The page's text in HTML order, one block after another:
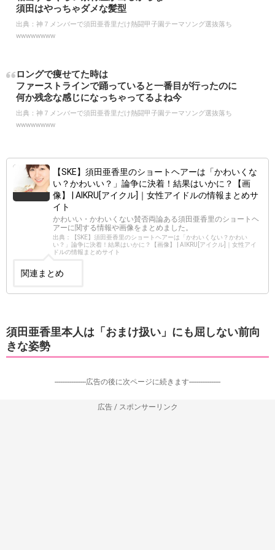
須田はやっちゃダメな髪型
出典： 神７メンバーで須田亜香里だけ熱闘甲子園テーマソング選抜落ち
wwwwwwww
ロングで痩せてた時は
ファーストラインで踊っていると一番目が行ったのに
何か残念な感じになっちゃってるよね今
出典： 神７メンバーで須田亜香里だけ熱闘甲子園テーマソング選抜落ち
wwwwwwww
【SKE】須田亜香里のショートヘアーは「かわいくな
い？かわいい？」論争に決着！結果はいかに？【画
像】 | AIKRU[アイクル]｜女性アイドルの情報まとめサ
イト
かわいい・かわいくない賛否両論ある須田亜香里のショートヘ
アーに関する情報や画像をまとめました。
出典：【SKE】須田亜香里のショートヘアーは「かわいくない？かわい
い？」論争に決着！結果はいかに？【画像】 | AIKRU[アイクル]｜女性アイ
ドルの情報まとめサイト
関連まとめ
須田亜香里本人は「おまけ扱い」にも屈しない前向
きな姿勢
-----------------広告の後に次ページに続きます-----------------
広告 / スポンサーリンク